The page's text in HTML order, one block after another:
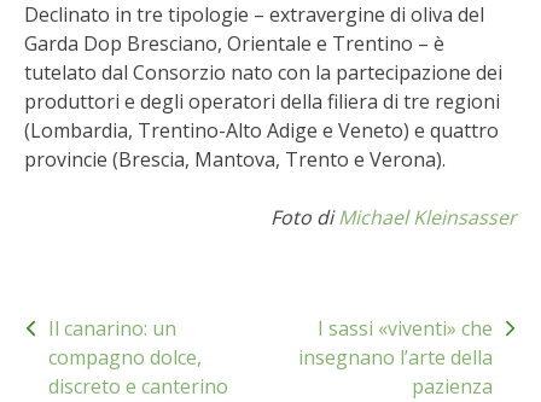
VIGNETO BIO
PENSA ALTERNATIVO
GARDENA
CRESCERE INSIEME
Declinato in tre tipologie – extravergine di oliva del
Garda Dop Bresciano, Orientale e Trentino – è
tutelato dal Consorzio nato con la partecipazione dei
produttori e degli operatori della filiera di tre regioni
(Lombardia, Trentino-Alto Adige e Veneto) e quattro
provincie (Brescia, Mantova, Trento e Verona).
Foto diMichael Kleinsasser
articoli
Il canarino: un
compagno dolce,
discreto e canterino
I sassi «viventi» che
insegnano l’arte della
pazienza